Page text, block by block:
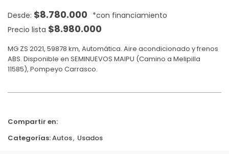
$8.780.000
Precio lista $8.980.000
MG ZS 2021, 59878 km, Automática. Aire acondicionado y frenos
ABS. Disponible en SEMINUEVOS MAIPU (Camino a Melipilla
11585), Pompeyo Carrasco.
Compartir en:
Categorías:Autos, Usados